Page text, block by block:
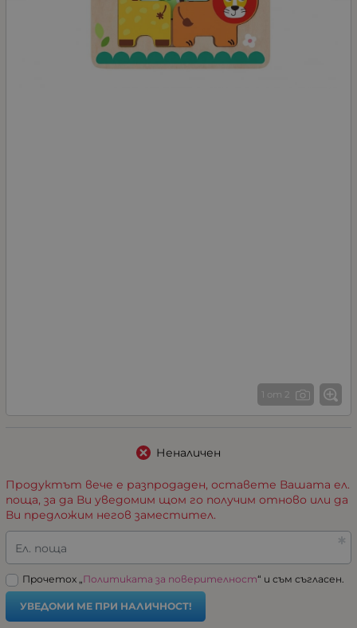
1 от 2
Неналичен
Продуктът вече е разпродаден, оставете Вашата ел.
поща, за да Ви уведомим щом го получим отново или да
Ви предложим негов заместител.
Ел. поща
Прочетох „ Политиката за поверителност“ и съм съгласен.
УВЕДОМИ МЕ ПРИ НАЛИЧНОСТ!